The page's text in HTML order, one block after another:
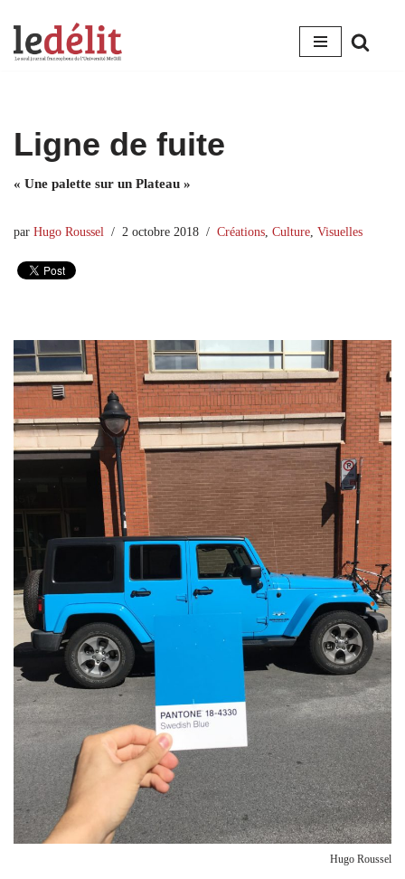
Aller
Ligne de fuite
« Une palette sur un Plateau »
par Hugo Roussel 2 octobre 2018 Créations Culture Visuelles
Hugo Roussel